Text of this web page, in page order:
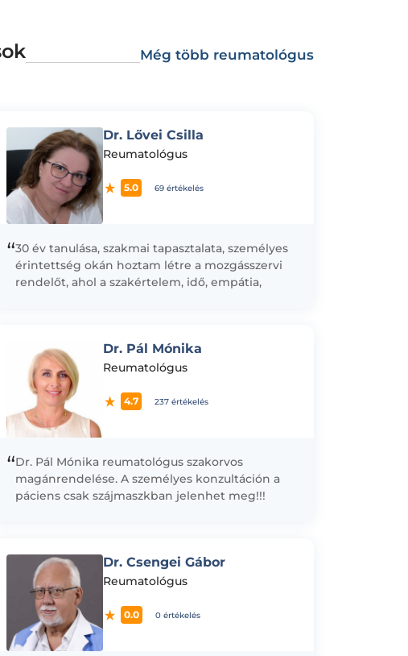
Még több reumatológus
Dr. Lővei Csilla
Reumatológus
5.0 69 értékelés
“30 év tanulása, szakmai tapasztalata, személyes
érintettség okán hoztam létre a mozgásszervi
rendelőt, ahol a szakértelem, idő, empátia,
Dr. Pál Mónika
Reumatológus
4.7 237 értékelés
“Dr. Pál Mónika reumatológus szakorvos
magánrendelése. A személyes konzultáción a
páciens csak szájmaszkban jelenhet meg!!!
Dr. Csengei Gábor
Reumatológus
0.0 0 értékelés